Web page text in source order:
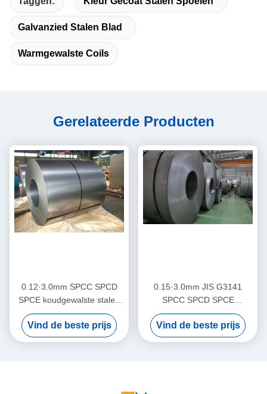
Galvanzied Stalen Blad
Warmgewalste Coils
Gerelateerde Producten
0.12·3.0mm SPCC SPCD
SPCE koudgewalste stalen
spoel met diepgetrokken
volle hardheid en
commerciële kwaliteit voor
Vind de beste prijs
0.15·3.0mm JIS G3141
SPCC SPCD SPCE
koudgewalste stalen spoel
met een breedte van
750·1250 mm en een
Vind de beste prijs